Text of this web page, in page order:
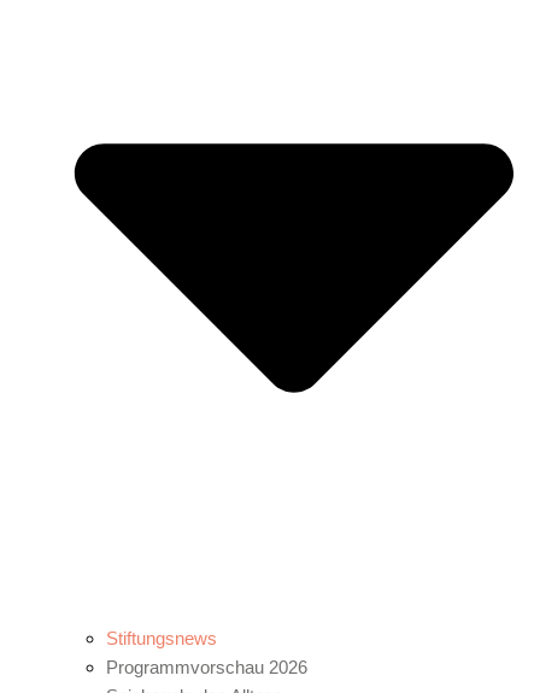
Stiftungsnews
Programmvorschau 2026